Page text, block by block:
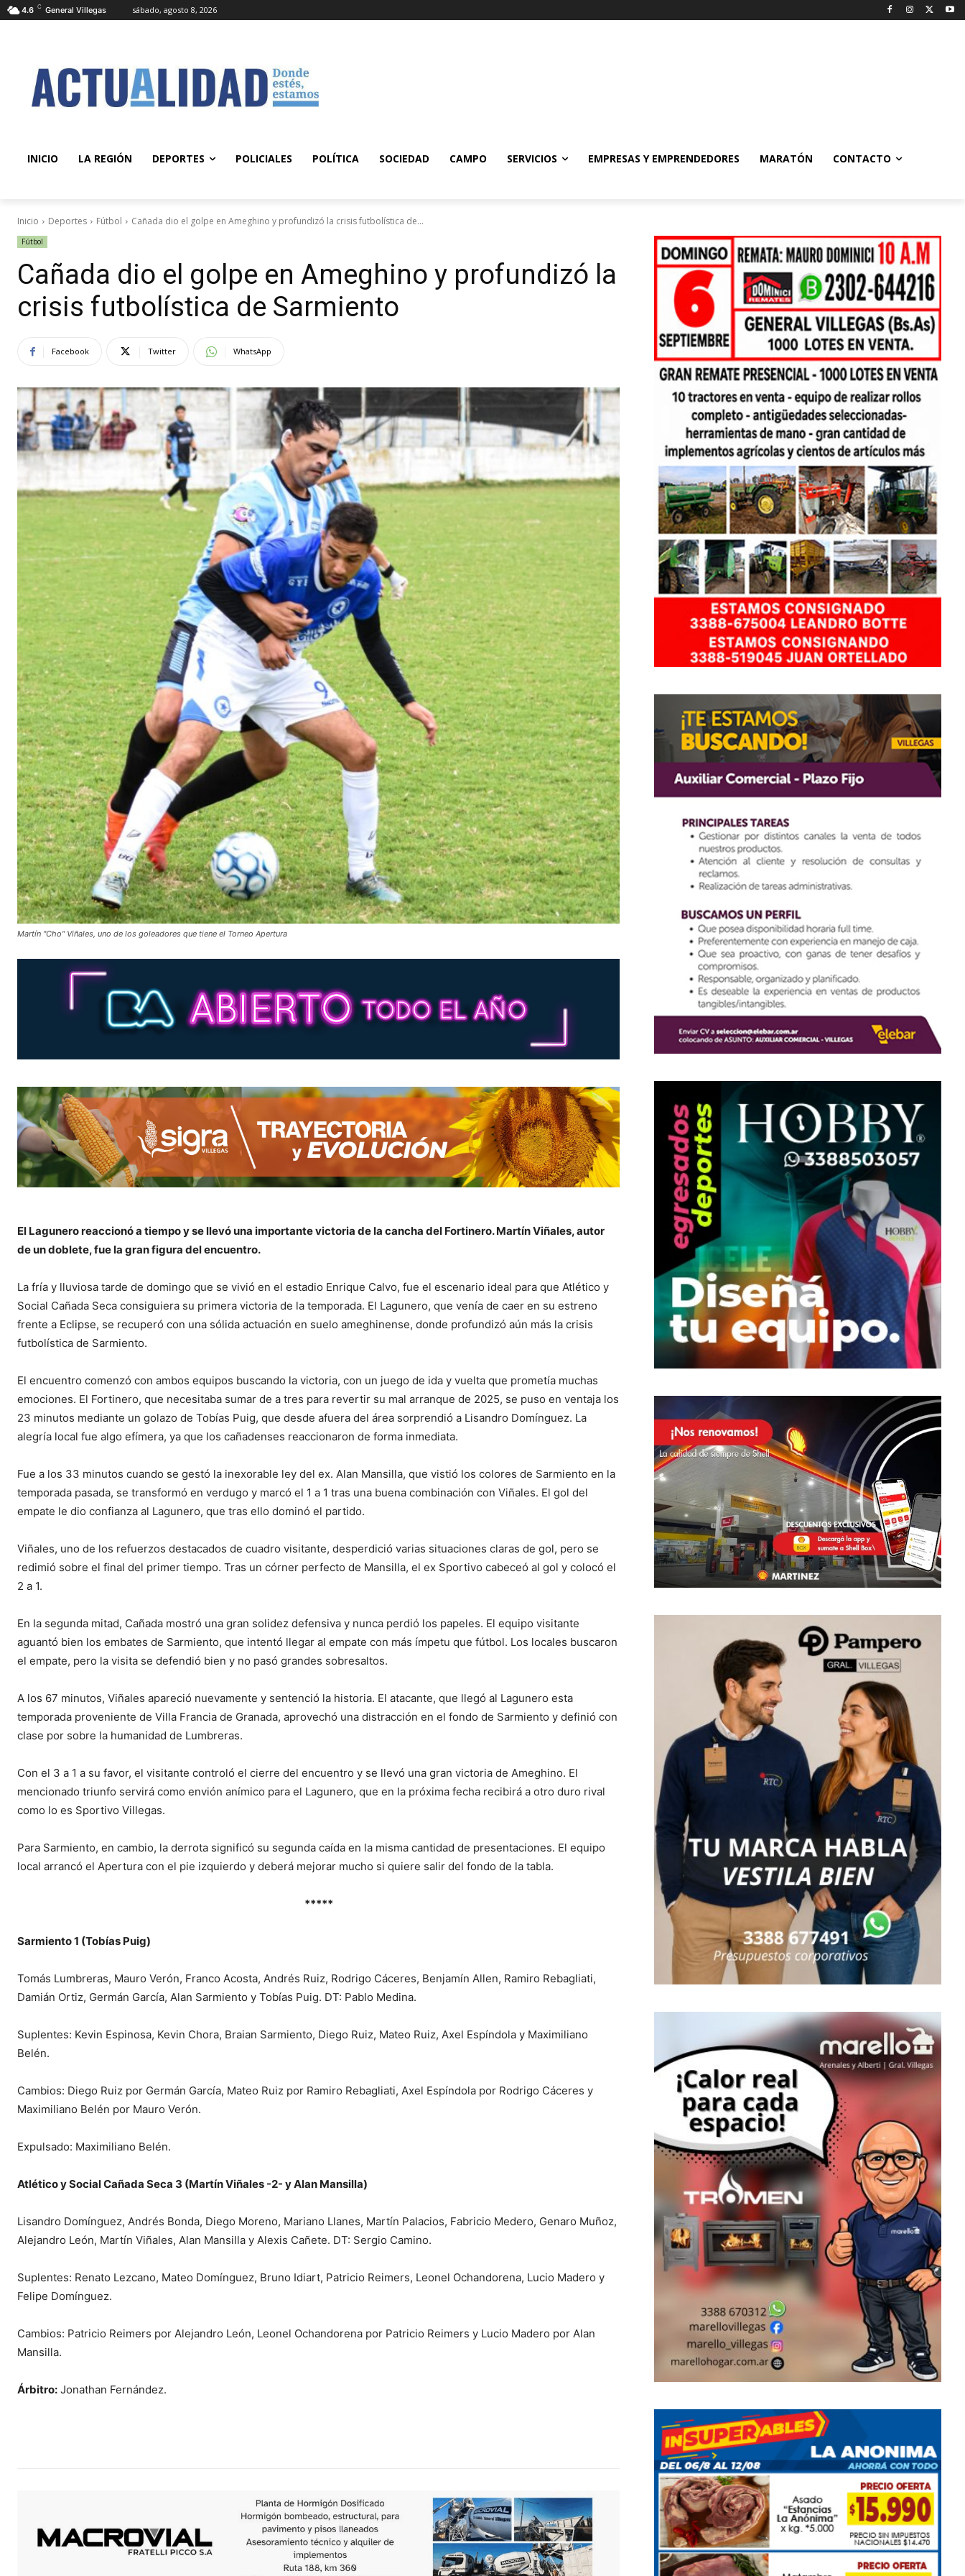
4.6 C General Villegas sábado, agosto 8, 2026
INICIO LA REGIÓN DEPORTES POLICIALES POLÍTICA SOCIEDAD CAMPO SERVICIOS EMPRESAS Y EMPRENDEDORES MARATÓN CONTACTO
Inicio Deportes Fútbol Cañada dio el golpe en Ameghino y profundizó la crisis futbolística de...
Fútbol
Cañada dio el golpe en Ameghino y profundizó la
crisis futbolística de Sarmiento
Facebook Twitter WhatsApp
Martín "Cho" Viñales, uno de los goleadores que tiene el Torneo Apertura
El Lagunero reaccionó a tiempo y se llevó una importante victoria de la cancha del Fortinero. Martín Viñales, autor
de un doblete, fue la gran figura del encuentro.
La fría y lluviosa tarde de domingo que se vivió en el estadio Enrique Calvo, fue el escenario ideal para que Atlético y
Social Cañada Seca consiguiera su primera victoria de la temporada. El Lagunero, que venía de caer en su estreno
frente a Eclipse, se recuperó con una sólida actuación en suelo ameghinense, donde profundizó aún más la crisis
futbolística de Sarmiento.
El encuentro comenzó con ambos equipos buscando la victoria, con un juego de ida y vuelta que prometía muchas
emociones. El Fortinero, que necesitaba sumar de a tres para revertir su mal arranque de 2025, se puso en ventaja los
23 minutos mediante un golazo de Tobías Puig, que desde afuera del área sorprendió a Lisandro Domínguez. La
alegría local fue algo efímera, ya que los cañadenses reaccionaron de forma inmediata.
Fue a los 33 minutos cuando se gestó la inexorable ley del ex. Alan Mansilla, que vistió los colores de Sarmiento en la
temporada pasada, se transformó en verdugo y marcó el 1 a 1 tras una buena combinación con Viñales. El gol del
empate le dio confianza al Lagunero, que tras ello dominó el partido.
Viñales, uno de los refuerzos destacados de cuadro visitante, desperdició varias situaciones claras de gol, pero se
redimió sobre el final del primer tiempo. Tras un córner perfecto de Mansilla, el ex Sportivo cabeceó al gol y colocó el
2 a 1.
En la segunda mitad, Cañada mostró una gran solidez defensiva y nunca perdió los papeles. El equipo visitante
aguantó bien los embates de Sarmiento, que intentó llegar al empate con más ímpetu que fútbol. Los locales buscaron
el empate, pero la visita se defendió bien y no pasó grandes sobresaltos.
A los 67 minutos, Viñales apareció nuevamente y sentenció la historia. El atacante, que llegó al Lagunero esta
temporada proveniente de Villa Francia de Granada, aprovechó una distracción en el fondo de Sarmiento y definió con
clase por sobre la humanidad de Lumbreras.
Con el 3 a 1 a su favor, el visitante controló el cierre del encuentro y se llevó una gran victoria de Ameghino. El
mencionado triunfo servirá como envión anímico para el Lagunero, que en la próxima fecha recibirá a otro duro rival
como lo es Sportivo Villegas.
Para Sarmiento, en cambio, la derrota significó su segunda caída en la misma cantidad de presentaciones. El equipo
local arrancó el Apertura con el pie izquierdo y deberá mejorar mucho si quiere salir del fondo de la tabla.
*****
Sarmiento 1 (Tobías Puig)
Tomás Lumbreras, Mauro Verón, Franco Acosta, Andrés Ruiz, Rodrigo Cáceres, Benjamín Allen, Ramiro Rebagliati,
Damián Ortiz, Germán García, Alan Sarmiento y Tobías Puig. DT: Pablo Medina.
Suplentes: Kevin Espinosa, Kevin Chora, Braian Sarmiento, Diego Ruiz, Mateo Ruiz, Axel Espíndola y Maximiliano
Belén.
Cambios: Diego Ruiz por Germán García, Mateo Ruiz por Ramiro Rebagliati, Axel Espíndola por Rodrigo Cáceres y
Maximiliano Belén por Mauro Verón.
Expulsado: Maximiliano Belén.
Atlético y Social Cañada Seca 3 (Martín Viñales -2- y Alan Mansilla)
Lisandro Domínguez, Andrés Bonda, Diego Moreno, Mariano Llanes, Martín Palacios, Fabricio Medero, Genaro Muñoz,
Alejandro León, Martín Viñales, Alan Mansilla y Alexis Cañete. DT: Sergio Camino.
Suplentes: Renato Lezcano, Mateo Domínguez, Bruno Idiart, Patricio Reimers, Leonel Ochandorena, Lucio Madero y
Felipe Domínguez.
Cambios: Patricio Reimers por Alejandro León, Leonel Ochandorena por Patricio Reimers y Lucio Madero por Alan
Mansilla.
Árbitro: Jonathan Fernández.